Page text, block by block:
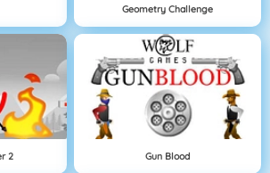
Geometry Challenge
2 Gun Blood